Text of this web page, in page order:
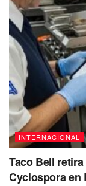
INTERNACIONAL
Taco Bell
Cyclospora en